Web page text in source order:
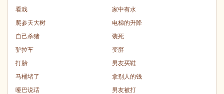
看戏
家中有水
爬参天大树
电梯的升降
自己杀猪
装死
驴拉车
变胖
打胎
男友买鞋
马桶堵了
拿别人的钱
哑巴说话
男友被打